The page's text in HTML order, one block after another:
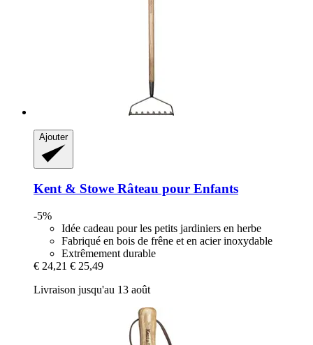
Ajouter
Kent & Stowe Râteau pour Enfants
-5%
Idée cadeau pour les petits jardiniers en herbe
Fabriqué en bois de frêne et en acier inoxydable
Extrêmement durable
€ 24,21 € 25,49
Livraison jusqu'au 13 août